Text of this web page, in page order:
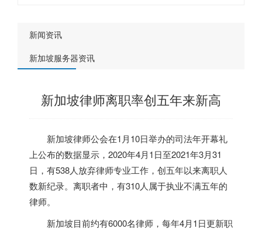
新闻资讯
新加坡服务器资讯
新加坡律师离职率创五年来新高
新加坡律师公会在1月10日举办的司法年开幕礼
上公布的数据显示，2020年4月1日至2021年3月31
日，有538人放弃律师专业工作，创五年以来离职人
数新纪录。离职者中，有310人属于执业不满五年的
律师。
新加坡目前约有6000名律师，每年4月1日更新职